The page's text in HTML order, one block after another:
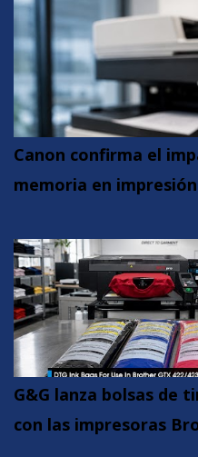
Canon confirma el
memoria en impresión
G&G lanza bolsas de
con las impresoras